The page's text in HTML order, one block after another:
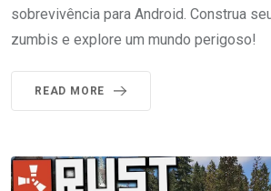
sobrevivência para Android. Construa
zumbis e explore um mundo perigoso!
READ MORE